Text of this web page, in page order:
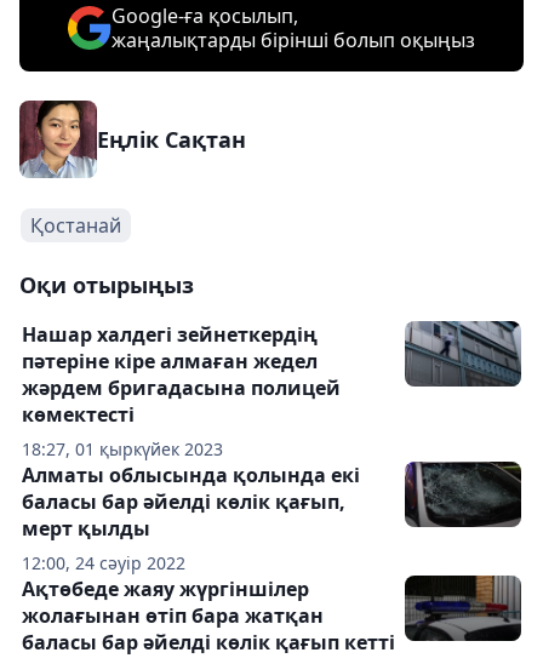
Google-ға қосылып,
жаңалықтарды бірінші болып оқыңыз
Еңлік Сақтан
Қостанай
Оқи отырыңыз
18:27, 01 қыркүйек 2023
Нашар халдегі зейнеткердің
пәтеріне кіре алмаған жедел
жәрдем бригадасына полицей
көмектесті
12:00, 24 сәуір 2022
Алматы облысында қолында екі
баласы бар әйелді көлік қағып,
мерт қылды
Ақтөбеде жаяу жүргіншілер
жолағынан өтіп бара жатқан
баласы бар әйелді көлік қағып кетті